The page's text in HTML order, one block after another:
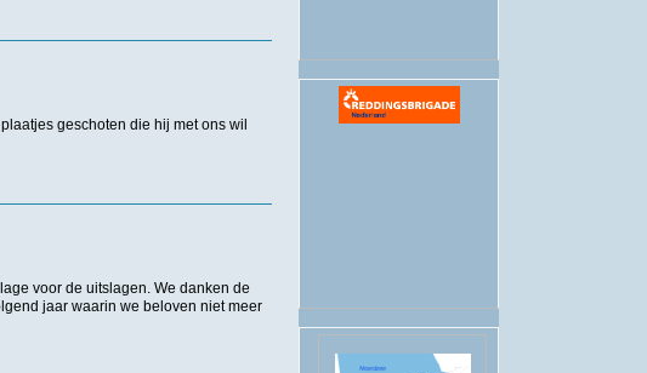
geschoten die hij met ons wil
voor de uitslagen. We danken de
jaar waarin we beloven niet meer